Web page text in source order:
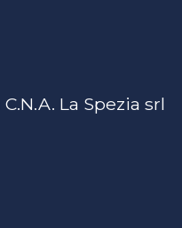
La Spezia srl